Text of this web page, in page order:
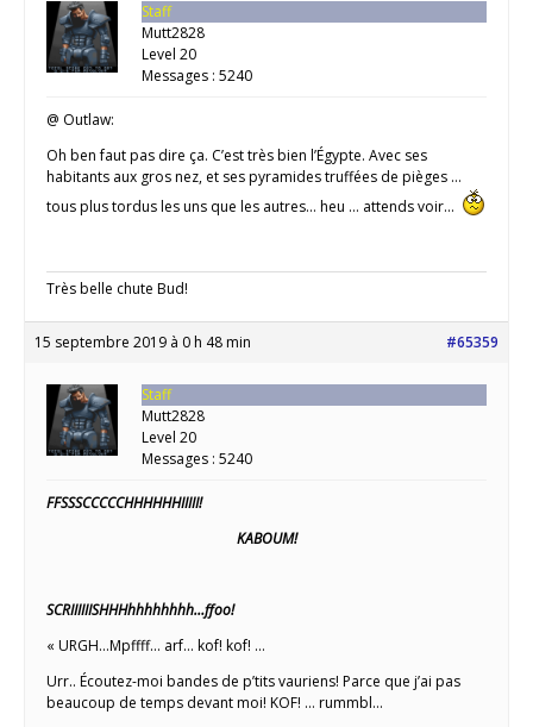
Staff
Mutt2828
Level 20
Messages : 5240
@ Outlaw:
Oh ben faut pas dire ça. C’est très bien l’Égypte. Avec ses
habitants aux gros nez, et ses pyramides truffées de pièges …
tous plus tordus les uns que les autres… heu … attends voir…
Très belle chute Bud!
15 septembre 2019 à 0 h 48 min #65359
Staff
Mutt2828
Level 20
Messages : 5240
FFSSSCCCCCHHHHHHIIIII!
KABOUM!
SCRIIIIIISHHHhhhhhhhh…ffoo!
« URGH…Mpffff… arf… kof! kof! …
Urr.. Écoutez-moi bandes de p’tits vauriens! Parce que j’ai pas
beaucoup de temps devant moi! KOF! … rummbl…